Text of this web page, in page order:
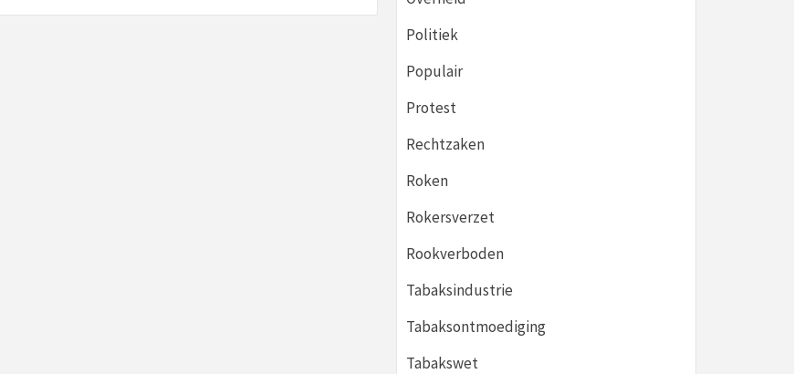
Politiek
Populair
Protest
Rechtzaken
Roken
Rokersverzet
Rookverboden
Tabaksindustrie
Tabaksontmoediging
Tabakswet